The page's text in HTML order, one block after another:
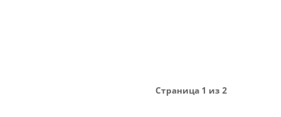
Страница 1 из 2